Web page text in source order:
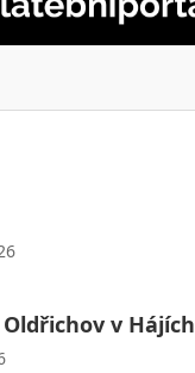
v Hájích